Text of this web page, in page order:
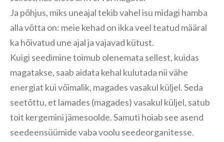
‎Ja põhjus, miks uneajal tekib vahel isu midagi hamba
alla võtta on: meie kehad on ikka veel teatud määral
ka hõivatud une ajal ja vajavad kütust.
Kuigi seedimine toimub olenemata sellest, kuidas
magatakse, saab aidata kehal kulutada nii vähe
energiat kui võimalik, magades vasakul küljel.‎ Seda
seetõttu, et lamades (magades) vasakul küljel, satub
toit kergemini jämesoolde. Samuti hoiab see asend
seedeensüümide vaba voolu seedeorganitesse.‎